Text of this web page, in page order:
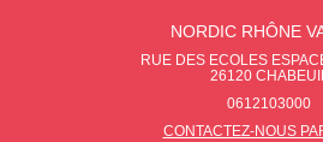
NORDIC RHÔNE
RUE DES ECOLES
26120
0612103000
CONTACTEZ-NOUS